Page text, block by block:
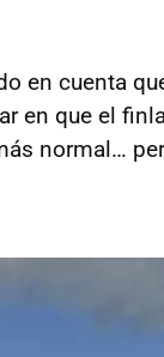
en cuenta
en que el
normal…